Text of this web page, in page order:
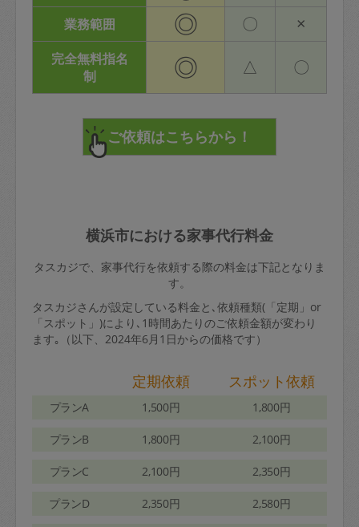
業務範囲 ◎ 〇 ×
完全無料指名
制
◎ △ 〇
横浜市における家事代行料金
タスカジで、家事代行を依頼する際の料金は下記となりま
す。
タスカジさんが設定している料金と､依頼種類(「定期」or
「スポット」)により､1時間あたりのご依頼金額が変わり
ます｡（以下、2024年6月1日からの価格です）
定期依頼 スポット依頼
プランA 1,500円 1,800円
プランB 1,800円 2,100円
プランC 2,100円 2,350円
プランD 2,350円 2,580円